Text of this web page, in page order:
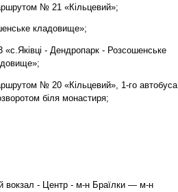
№ 21 «Кільцевий»;
кладовище»;
- Дендропарк - Розсошенське
№ 20 «Кільцевий», 1-го автобуса
біля монастиря;
вокзал - Центр - м-н Браїлки — м-н